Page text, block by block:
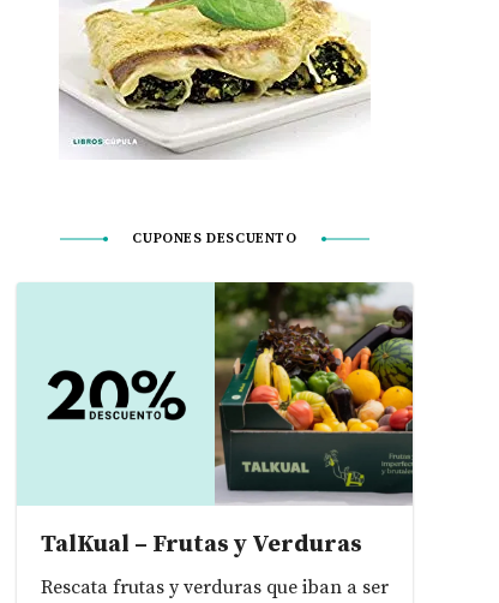
CUPONES DESCUENTO
TalKual – Frutas y Verduras
Rescata frutas y verduras que iban a ser